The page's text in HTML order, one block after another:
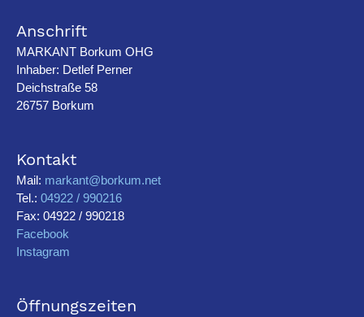
Anschrift
MARKANT Borkum OHG
Inhaber: Detlef Perner
Deichstraße 58
26757 Borkum
Kontakt
Mail: markant@borkum.net
Tel.: 04922 / 990216
Fax: 04922 / 990218
Facebook
Instagram
Öffnungszeiten